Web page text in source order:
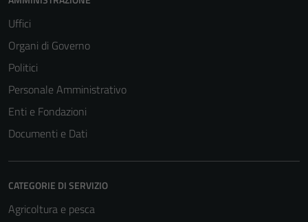
Uffici
Organi di Governo
Politici
Personale Amministrativo
Enti e Fondazioni
Documenti e Dati
CATEGORIE DI SERVIZIO
Agricoltura e pesca